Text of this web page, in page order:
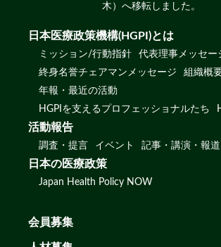
木）へ移転しました。
日本医療政策機構(HGPI)とは
ミッション/行動指針
代表理事メッセー
終身名誉チェアマンメッセージ
組織概
年報・最近の活動
HGPIを支えるプロフェッショナルたち
活動報告
調査・提言 イベント 記事・講演・報道
日本の医療政策
Japan Health Policy NOW
会員募集